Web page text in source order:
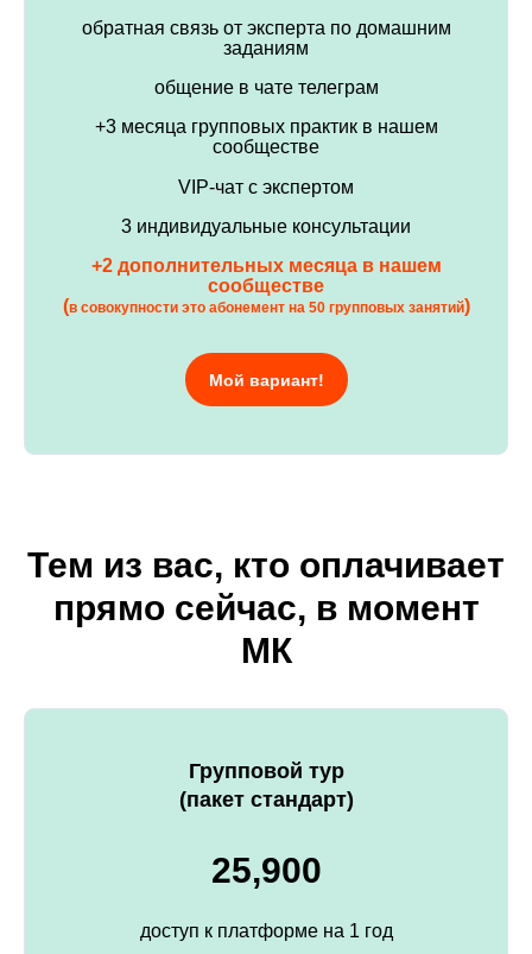
обратная связь от эксперта по домашним
заданиям
общение в чате телеграм
+3 месяца групповых практик в нашем
сообществе
VIP-чат с экспертом
3 индивидуальные консультации
+2 дополнительных месяца в нашем
сообществе
(в совокупности это абонемент на 50 групповых занятий)
Мой вариант!
Тем из вас, кто оплачивает
прямо сейчас, в момент
МК
Групповой тур
(пакет стандарт)
25,900
доступ к платформе на 1 год